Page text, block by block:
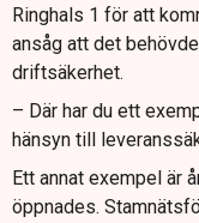
Ringhals 1 för att
ansåg att det
driftsäkerhet.
– Där har du ett
hänsyn till
Ett annat exempel är
öppnades.